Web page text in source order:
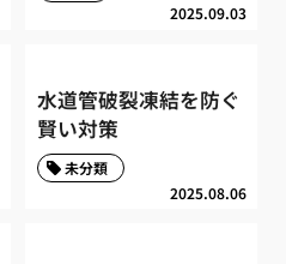
2025.09.03
水道管破裂凍結を防ぐ
賢い対策
2025.08.06
未分類